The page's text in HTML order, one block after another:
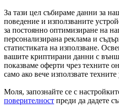
За тази цел събираме данни за
поведение и използваните
за постоянно оптимизиране на
персонализирана реклама и
статистиката на използване.
вашите криптирани данни с
показваме оферти чрез техните
само ако вече използвате техните
Моля, запознайте се с
поверителност преди да дадете